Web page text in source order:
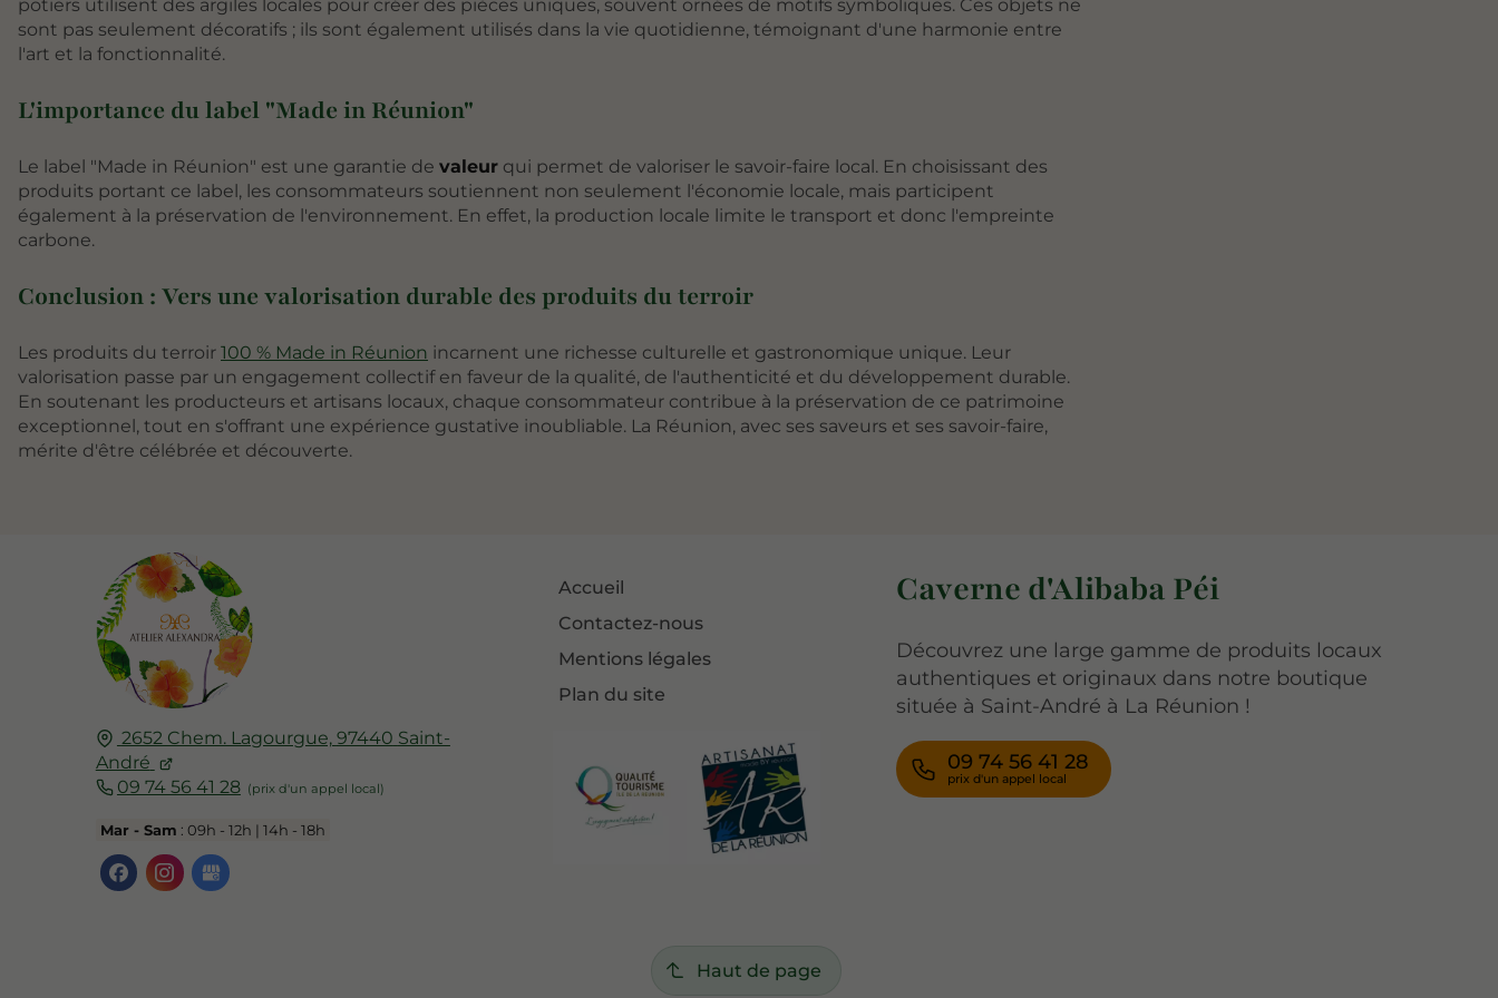
potiers utilisent des argiles locales pour créer des pièces uniques, souvent ornées de motifs symboliques. Ces objets ne
sont pas seulement décoratifs ; ils sont également utilisés dans la vie quotidienne, témoignant d'une harmonie entre
l'art et la fonctionnalité.
L'importance du label "Made in Réunion"
Le label "Made in Réunion" est une garantie de valeur qui permet de valoriser le savoir-faire local. En choisissant des
produits portant ce label, les consommateurs soutiennent non seulement l'économie locale, mais participent
également à la préservation de l'environnement. En effet, la production locale limite le transport et donc l'empreinte
carbone.
Conclusion : Vers une valorisation durable des produits du terroir
Les produits du terroir 100 % Made in Réunion incarnent une richesse culturelle et gastronomique unique. Leur
valorisation passe par un engagement collectif en faveur de la qualité, de l'authenticité et du développement durable.
En soutenant les producteurs et artisans locaux, chaque consommateur contribue à la préservation de ce patrimoine
exceptionnel, tout en s'offrant une expérience gustative inoubliable. La Réunion, avec ses saveurs et ses savoir-faire,
mérite d'être célébrée et découverte.
2652 Chem. Lagourgue, 97440 Saint-
André
09 74 56 41 28
Mar - Sam : 09h - 12h | 14h - 18h
Accueil
Contactez-nous
Mentions légales
Plan du site
Caverne d'Alibaba Péi
Découvrez une large gamme de produits locaux
authentiques et originaux dans notre boutique
située à Saint-André à La Réunion !
09 74 56 41 28
Haut de page